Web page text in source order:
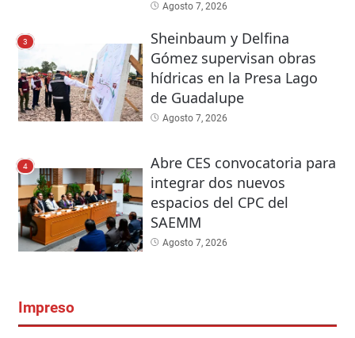
Agosto 7, 2026
3
Sheinbaum y Delfina
Gómez supervisan obras
hídricas en la Presa Lago
de Guadalupe
Agosto 7, 2026
4
Abre CES convocatoria para
integrar dos nuevos
espacios del CPC del
SAEMM
Agosto 7, 2026
Impreso